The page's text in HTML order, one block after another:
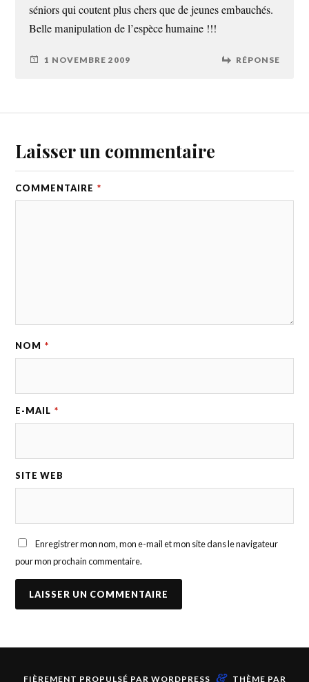
séniors qui coutent plus chers que de jeunes embauchés.
Belle manipulation de l’espèce humaine !!!
1 NOVEMBRE 2009 RÉPONSE
Laisser un commentaire
COMMENTAIRE *
NOM *
E-MAIL *
SITE WEB
Enregistrer mon nom, mon e-mail et mon site dans le navigateur
pour mon prochain commentaire.
FIÈREMENT PROPULSÉ PAR WORDPRESS & THÈME PAR